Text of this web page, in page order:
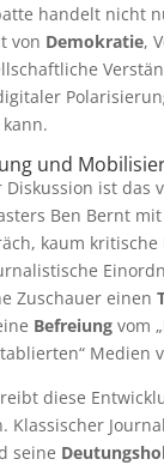
handelt nicht
von Demokratie,
und
ist das
Ben Bernt
kaum kritische
Zuschauer einen
Befreiungvom
Medien
diese
seine